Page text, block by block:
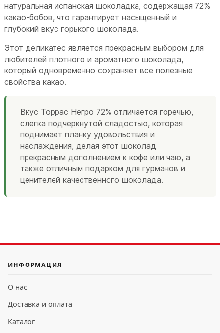
натуральная испанская шоколадка, содержащая 72%
какао-бобов, что гарантирует насыщенный и
глубокий вкус горького шоколада.
Этот деликатес является прекрасным выбором для
любителей плотного и ароматного шоколада,
который одновременно сохраняет все полезные
свойства какао.
Вкус Торрас Негро 72% отличается горечью,
слегка подчеркнутой сладостью, которая
поднимает планку удовольствия и
наслаждения, делая этот шоколад
прекрасным дополнением к кофе или чаю, а
также отличным подарком для гурманов и
ценителей качественного шоколада.
ИНФОРМАЦИЯ
О нас
Доставка и оплата
Каталог